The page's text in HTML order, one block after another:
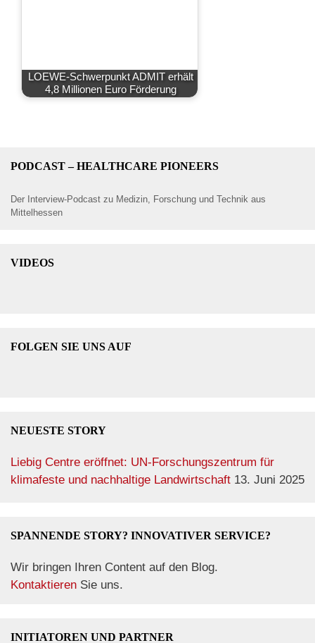
LOEWE-Schwerpunkt ADMIT erhält
4,8 Millionen Euro Förderung
PODCAST – HEALTHCARE PIONEERS
Der Interview-Podcast zu Medizin, Forschung und Technik aus
Mittelhessen
VIDEOS
FOLGEN SIE UNS AUF
NEUESTE STORY
Liebig Centre eröffnet: UN-Forschungszentrum für
klimafeste und nachhaltige Landwirtschaft 13. Juni 2025
SPANNENDE STORY? INNOVATIVER SERVICE?
Wir bringen Ihren Content auf den Blog.
Kontaktieren Sie uns.
INITIATOREN UND PARTNER